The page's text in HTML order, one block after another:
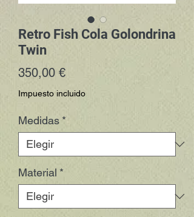
Retro Fish Cola Golondrina
Twin
350,00 €Precio
Impuesto incluido
Medidas *
Material *